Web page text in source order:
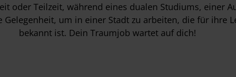
oder Teilzeit, während eines dualen Studiums, einer
um in einer Stadt zu arbeiten, die für ihre
bekannt ist. Dein Traumjob wartet auf dich!